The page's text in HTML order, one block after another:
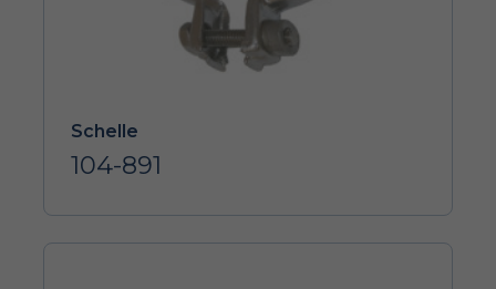
Schelle
104-891